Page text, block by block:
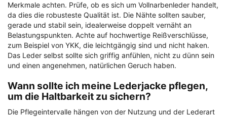
Merkmale achten. Prüfe, ob es sich um Vollnarbenleder handelt,
da dies die robusteste Qualität ist. Die Nähte sollten sauber,
gerade und stabil sein, idealerweise doppelt vernäht an
Belastungspunkten. Achte auf hochwertige Reißverschlüsse,
zum Beispiel von YKK, die leichtgängig sind und nicht haken.
Das Leder selbst sollte sich griffig anfühlen, nicht zu dünn sein
und einen angenehmen, natürlichen Geruch haben.
Wann sollte ich meine Lederjacke pflegen,
um die Haltbarkeit zu sichern?
Die Pflegeintervalle hängen von der Nutzung und der Lederart